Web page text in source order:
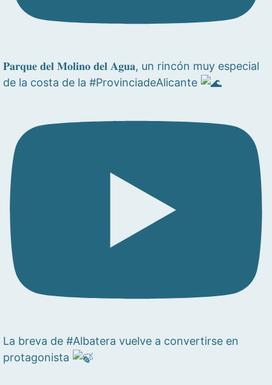
𝐏𝐚𝐫𝐪𝐮𝐞 𝐝𝐞𝐥 𝐌𝐨𝐥𝐢𝐧𝐨 𝐝𝐞𝐥 𝐀𝐠𝐮𝐚, un rincón muy especial
de la costa de la #ProvinciadeAlicante
La breva de #Albatera vuelve a convertirse en
protagonista